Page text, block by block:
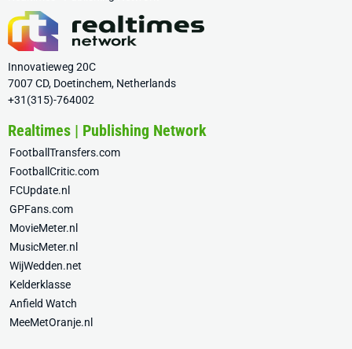
Innovatieweg 20C
7007 CD, Doetinchem, Netherlands
+31(315)-764002
Realtimes | Publishing Network
FootballTransfers.com
FootballCritic.com
FCUpdate.nl
GPFans.com
MovieMeter.nl
MusicMeter.nl
WijWedden.net
Kelderklasse
Anfield Watch
MeeMetOranje.nl